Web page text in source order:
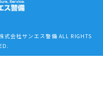
会社サンエス警備 ALL RIGHTS